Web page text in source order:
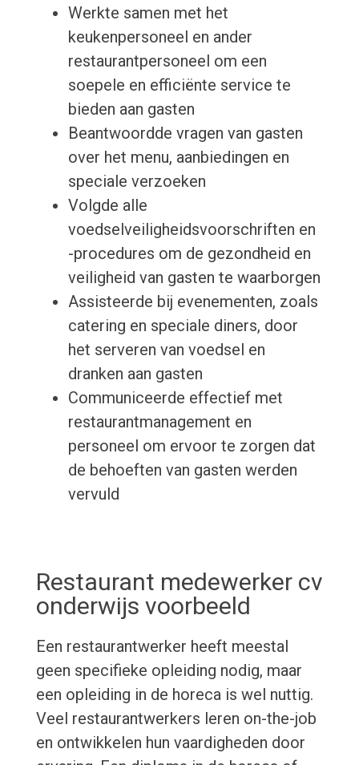
Werkte samen met het
keukenpersoneel en ander
restaurantpersoneel om een
soepele en efficiënte service te
bieden aan gasten
Beantwoordde vragen van gasten
over het menu, aanbiedingen en
speciale verzoeken
Volgde alle
voedselveiligheidsvoorschriften en
-procedures om de gezondheid en
veiligheid van gasten te waarborgen
Assisteerde bij evenementen, zoals
catering en speciale diners, door
het serveren van voedsel en
dranken aan gasten
Communiceerde effectief met
restaurantmanagement en
personeel om ervoor te zorgen dat
de behoeften van gasten werden
vervuld
Restaurant medewerker cv
onderwijs voorbeeld
Een restaurantwerker heeft meestal
geen specifieke opleiding nodig, maar
een opleiding in de horeca is wel nuttig.
Veel restaurantwerkers leren on-the-job
en ontwikkelen hun vaardigheden door